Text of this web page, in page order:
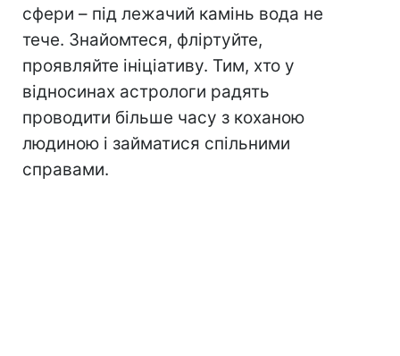
сфери – під лежачий камінь вода не
тече. Знайомтеся, фліртуйте,
проявляйте ініціативу. Тим, хто у
відносинах астрологи радять
проводити більше часу з коханою
людиною і займатися спільними
справами.